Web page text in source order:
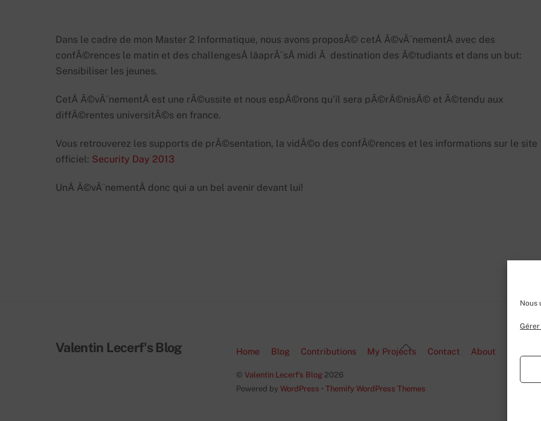
Nous
Dans le cadre de mon Master 2 Informatique, nous avons proposÃ© cetÂ Ã©vÃ¨nementÂ avec des
confÃ©rences le matin et des challengesÂ lâaprÃ¨sÂ midi Ã destination des Ã©tudiants et dans un but:
Sensibiliser les jeunes.
CetÂ Ã©vÃ¨nementÂ est une rÃ©ussite et nous espÃ©rons qu’il sera pÃ©rÃ©nisÃ© et Ã©tendu aux
diffÃ©rentes universitÃ©s en france.
Vous retrouverez les supports de prÃ©sentation, la vidÃ©o des confÃ©rences et les informations sur le site
officiel: Security Day 2013
UnÂ Ã©vÃ¨nementÂ donc qui a un bel avenir devant lui!
Back
Valentin Lecerf's Blog Home Blog Contributions My Projects Contact About
©Valentin Lecerf's Blog 2026
Powered byWordPress •Themify WordPress Themes